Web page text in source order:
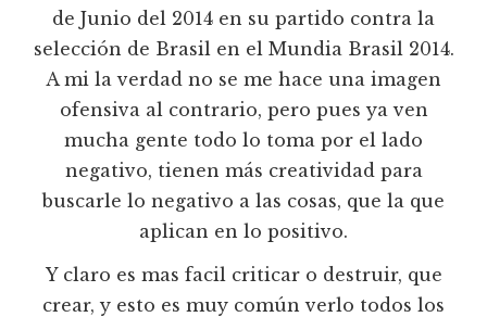
de Junio del 2014 en su partido contra la
selección de Brasil en el Mundia Brasil 2014.
A mi la verdad no se me hace una imagen
ofensiva al contrario, pero pues ya ven
mucha gente todo lo toma por el lado
negativo, tienen más creatividad para
buscarle lo negativo a las cosas, que la que
aplican en lo positivo.
Y claro es mas facil criticar o destruir, que
crear, y esto es muy común verlo todos los